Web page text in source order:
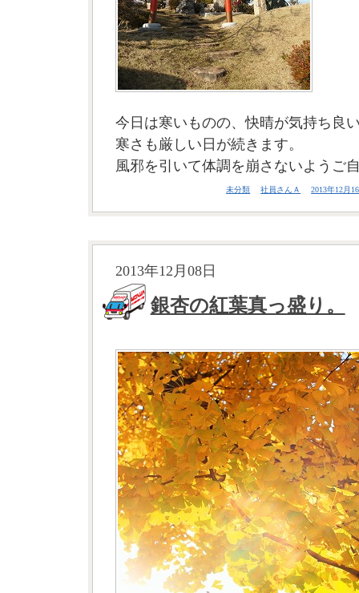
今日は寒いものの、快晴が気持ち良
寒さも厳しい日が続きます。
風邪を引いて体調を崩さないようご
未分類 社員さんＡ 2013年12月
2013年12月08日
銀杏の紅葉真っ盛り。